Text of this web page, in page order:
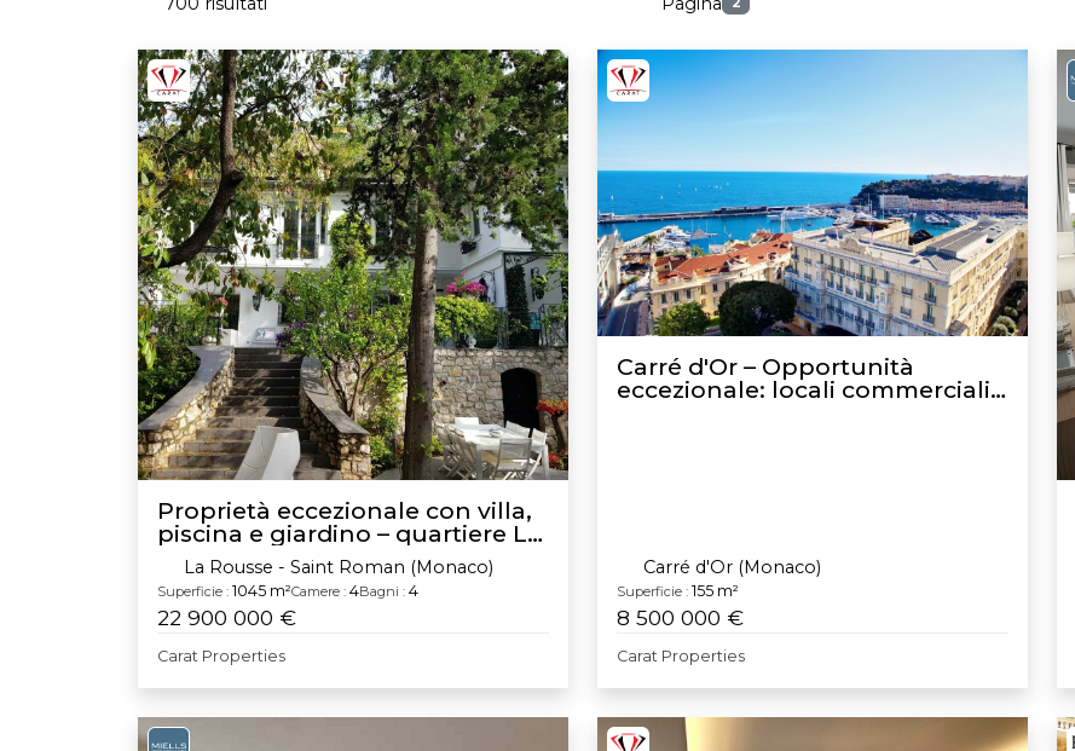
Proprietà eccezionale con villa,
piscina e giardino – quartiere La
Rousse
La Rousse - Saint Roman (Monaco)
Superficie : 1045 m²Camere : 4Bagni : 4
22 900 000 €
Carat Properties
Carré d'Or – Opportunità
eccezionale: locali commerciali
Carré d'Or (Monaco)
Superficie : 155 m²
8 500 000 €
Carat Properties